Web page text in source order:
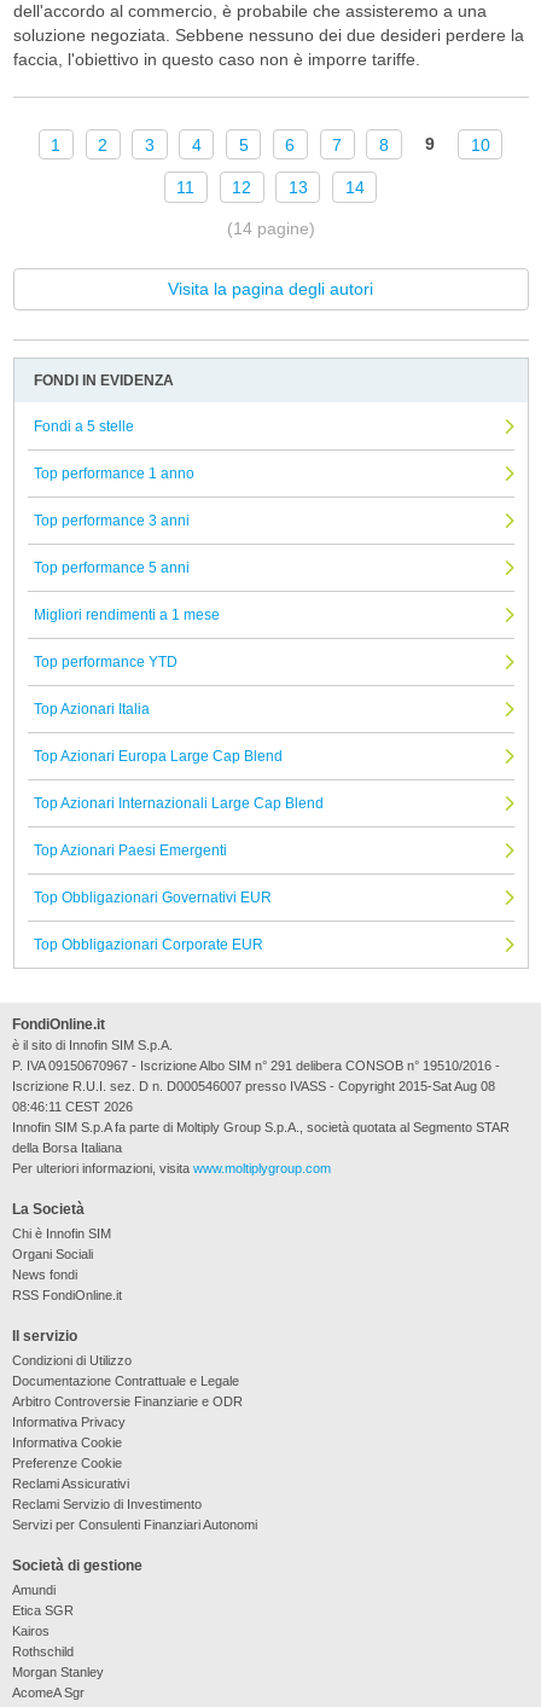
dell'accordo al commercio, è probabile che assisteremo a una
soluzione negoziata. Sebbene nessuno dei due desideri perdere la
faccia, l'obiettivo in questo caso non è imporre tariffe.
1 2 3 4 5 6 7 8 9 10
11 12 13 14
(14 pagine)
Visita la pagina degli autori
FONDI IN EVIDENZA
Fondi a 5 stelle
Top performance 1 anno
Top performance 3 anni
Top performance 5 anni
Migliori rendimenti a 1 mese
Top performance YTD
Top Azionari Italia
Top Azionari Europa Large Cap Blend
Top Azionari Internazionali Large Cap Blend
Top Azionari Paesi Emergenti
Top Obbligazionari Governativi EUR
Top Obbligazionari Corporate EUR
La Società
Chi è Innofin SIM
Organi Sociali
News fondi
RSS FondiOnline.it
Il servizio
Condizioni di Utilizzo
Documentazione Contrattuale e Legale
Arbitro Controversie Finanziarie e ODR
Informativa Privacy
Informativa Cookie
Preferenze Cookie
Reclami Assicurativi
Reclami Servizio di Investimento
Servizi per Consulenti Finanziari Autonomi
Società di gestione
Amundi
Etica SGR
Kairos
Rothschild
Morgan Stanley
AcomeA Sgr
FondiOnline.it
è il sito di Innofin SIM S.p.A.
P. IVA 09150670967 - Iscrizione Albo SIM n° 291 delibera CONSOB n° 19510/2016 -
Iscrizione R.U.I. sez. D n. D000546007 presso IVASS - Copyright 2015-Sat Aug 08
08:46:11 CEST 2026
Innofin SIM S.p.A fa parte di Moltiply Group S.p.A., società quotata al Segmento STAR
della Borsa Italiana
Per ulteriori informazioni, visita www.moltiplygroup.com